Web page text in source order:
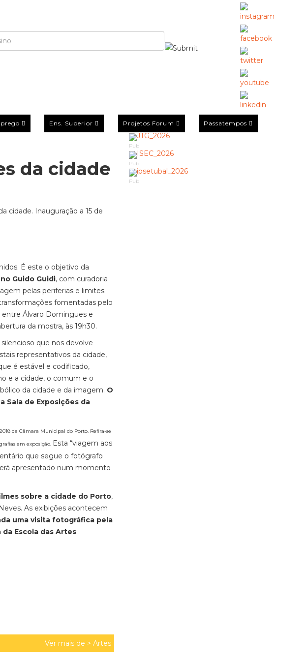
Ens. Superior Projetos Forum Passatempos
da cidade
cidade. Inauguração a 15 de
É este o objetivo da
Guido Guidi, com curadoria
pelas periferias e limites
fomentadas pelo
Álvaro Domingues e
da mostra, às 19h30.
que nos devolve
representativos da cidade,
é estável e codificado,
e a cidade, o comum e o
da cidade e da imagem. O
Sala de Exposições da
da Câmara Municipal do Porto. Refira-se
em exposição. Esta “viagem aos
que segue o fotógrafo
apresentado num momento
sobre a cidade do Porto,
As exibições acontecem
uma visita fotográfica pela
Escola das Artes.
Ver mais de > Artes
Pub
Pub
Pub